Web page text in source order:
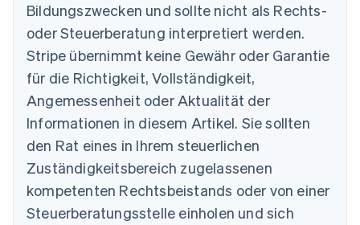
Bildungszwecken und sollte nicht als Rechts-
oder Steuerberatung interpretiert werden.
Stripe übernimmt keine Gewähr oder Garantie
für die Richtigkeit, Vollständigkeit,
Angemessenheit oder Aktualität der
Informationen in diesem Artikel. Sie sollten
den Rat eines in Ihrem steuerlichen
Zuständigkeitsbereich zugelassenen
kompetenten Rechtsbeistands oder von einer
Steuerberatungsstelle einholen und sich
Australien
English
Belgien
NederlandsFrançais DeutschEnglish
Brasilien
Bulgarien
English
Dänemark
English
Deutschland
DeutschEnglish